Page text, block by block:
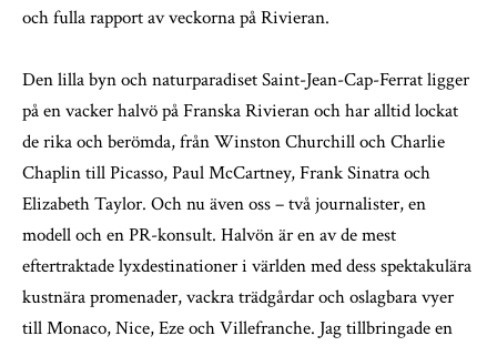
och fulla rapport av veckorna på Rivieran.
Den lilla byn och naturparadiset Saint-Jean-Cap-Ferrat ligger
på en vacker halvö på Franska Rivieran och har alltid lockat
de rika och berömda, från Winston Churchill och Charlie
Chaplin till Picasso, Paul McCartney, Frank Sinatra och
Elizabeth Taylor. Och nu även oss – två journalister, en
modell och en PR-konsult. Halvön är en av de mest
eftertraktade lyxdestinationer i världen med dess spektakulära
kustnära promenader, vackra trädgårdar och oslagbara vyer
till Monaco, Nice, Eze och Villefranche. Jag tillbringade en